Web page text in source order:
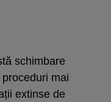
schimbare
mai
extinse de